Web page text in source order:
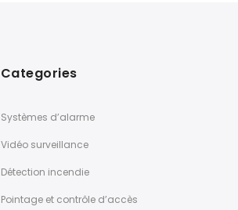
Categories
Systèmes d’alarme
Vidéo surveillance
Détection incendie
Pointage et contrôle d’accès